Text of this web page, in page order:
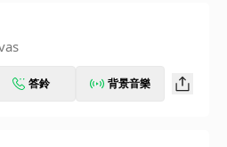
答鈴 背景音樂